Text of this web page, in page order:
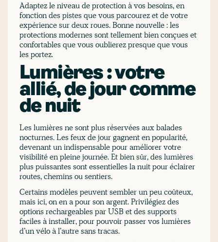
Adaptez le niveau de protection à vos besoins, en
fonction des pistes que vous parcourez et de votre
expérience sur deux roues. Bonne nouvelle : les
protections modernes sont tellement bien conçues et
confortables que vous oublierez presque que vous
les portez.
Lumières : votre
allié, de jour comme
de nuit
Les lumières ne sont plus réservées aux balades
nocturnes. Les feux de jour gagnent en popularité,
devenant un indispensable pour améliorer votre
visibilité en pleine journée. Et bien sûr, des lumières
plus puissantes sont essentielles la nuit pour éclairer
routes, chemins ou sentiers.
Certains modèles peuvent sembler un peu coûteux,
mais ici, on en a pour son argent. Privilégiez des
options rechargeables par USB et des supports
faciles à installer, pour pouvoir passer vos lumières
d’un vélo à l’autre sans tracas.